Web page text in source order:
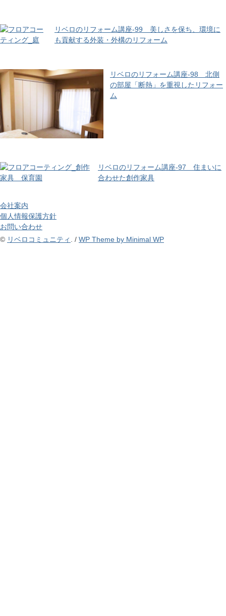
リベロのリフォーム講座-99 美しさを保ち、環境に
も貢献する外装・外構のリフォーム
リベロのリフォーム講座-98 北側
の部屋「断熱」を重視したリフォー
ム
リベロのリフォーム講座-97 住まいに
合わせた創作家具
会社案内
個人情報保護方針
お問い合わせ
© リベロコミュニティ . / WP Theme by Minimal WP